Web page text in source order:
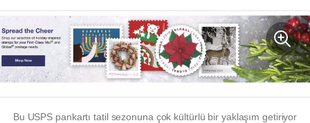
Bu USPS pankartı tatil sezonuna çok kültürlü bir yaklaşım getiriyor